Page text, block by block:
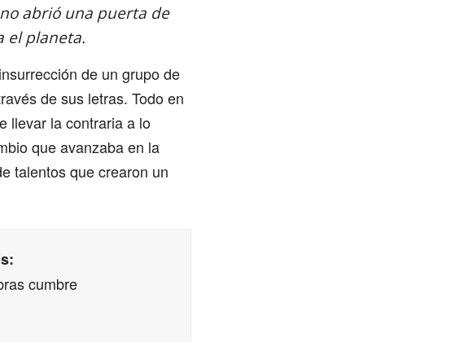
abrió una puerta de
el planeta.
de un grupo de
de sus letras. Todo en
llevar la contraria a lo
que avanzaba en la
talentos que crearon un
cumbre